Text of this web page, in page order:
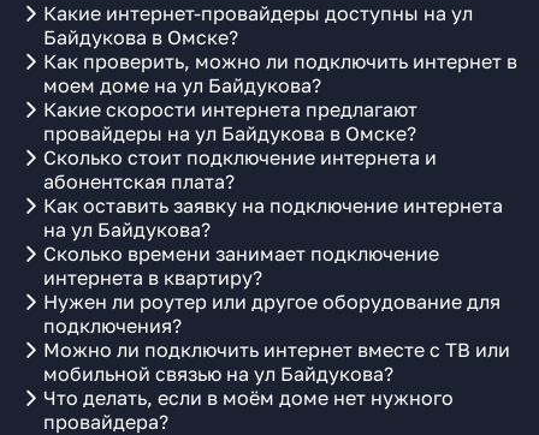
Какие интернет-провайдеры доступны на ул
Байдукова в Омске?
Как проверить, можно ли подключить интернет в
моем доме на ул Байдукова?
Какие скорости интернета предлагают
провайдеры на ул Байдукова в Омске?
Сколько стоит подключение интернета и
абонентская плата?
Как оставить заявку на подключение интернета
на ул Байдукова?
Сколько времени занимает подключение
интернета в квартиру?
Нужен ли роутер или другое оборудование для
подключения?
Можно ли подключить интернет вместе с ТВ или
мобильной связью на ул Байдукова?
Что делать, если в моём доме нет нужного
провайдера?